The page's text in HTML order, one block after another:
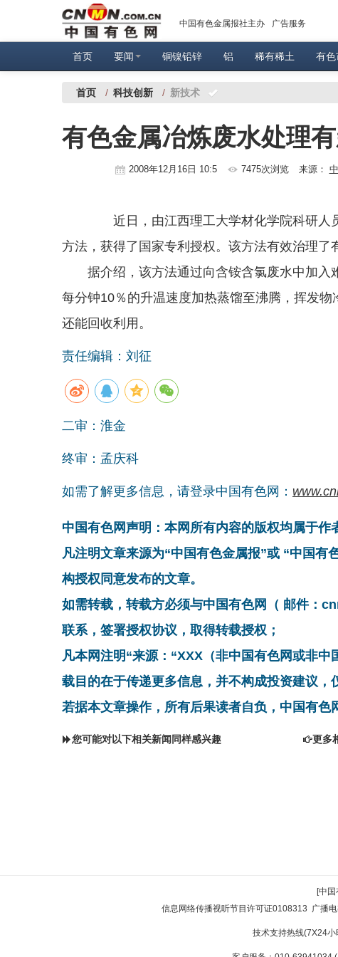
中国有色金属报社主办 广告服务
首页 要闻 铜镍铅锌 铝 稀有稀土 有色
首页 / 科技创新 / 新技术
有色金属冶炼废水处理
2008年12月16日 10:5 7475次浏览 来源：
近日，由江西理工大学材化学院科研人
方法，获得了国家专利授权。该方法有效治理了
据介绍，该方法通过向含铵含氯废水中加入
每分钟10％的升温速度加热蒸馏至沸腾，挥发
还能回收利用。
责任编辑：刘征
二审：淮金
终审：孟庆科
如需了解更多信息，请登录中国有色网：
中国有色网声明：本网所有内容的版权均属于作
凡注明文章来源为“中国有色金属报”或 “中国
构授权同意发布的文章。
如需转载，转载方必须与中国有色网（ 邮件：
联系，签署授权协议，取得转载授权；
凡本网注明“来源：“XXX（非中国有色网或非
载目的在于传递更多信息，并不构成投资建议，
若据本文章操作，所有后果读者自负，中国有色
您可能对以下相关新闻同样感兴趣 更多
[中
信息网络传播视听节目许可证0108313 广播
技术支持热线(7X24